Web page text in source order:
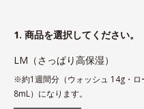
1. 商品を選択してください。
LM（さっぱり高保湿）
※約1週間分（ウォッシュ 14g・ロ
8mL）になります。